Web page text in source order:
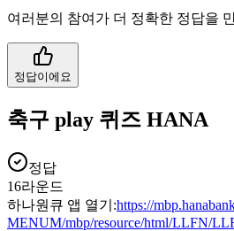
여러분의 참여가 더 정확한 정답을
정답이에요
축구 play 퀴즈 HANA
정답
16라운드
하나원큐 앱 열기:https://
MENUM/mbp/resource/html/LLFN/